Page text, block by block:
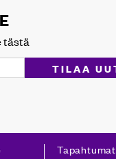
tästä
Tapahtumat